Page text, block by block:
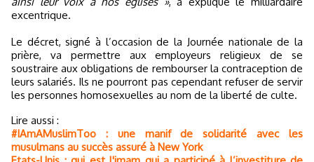
excentrique.
Le décret, signé à l’occasion de la Journée nationale de la
prière, va permettre aux employeurs religieux de se
soustraire aux obligations de rembourser la contraception de
leurs salariés. Ils ne pourront pas cependant refuser de servir
les personnes homosexuelles au nom de la liberté de culte.
Lire aussi :
#IAmAMuslimToo : une manif de solidarité avec les
musulmans au succès assuré à New York